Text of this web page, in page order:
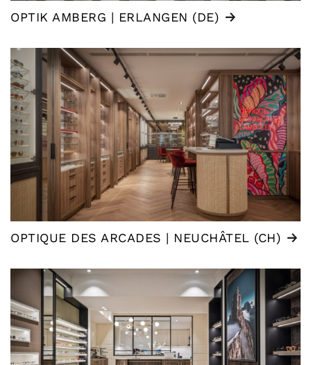
OPTIK AMBERG | ERLANGEN (DE)
OPTIQUE DES ARCADES | NEUCHÂTEL (CH)